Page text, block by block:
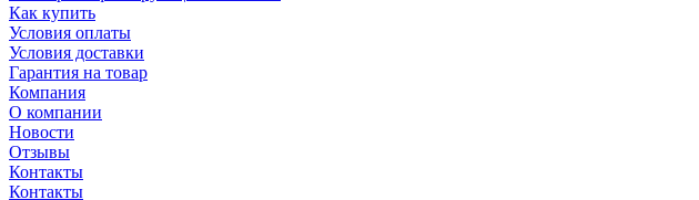
Как купить
Условия оплаты
Условия доставки
Гарантия на товар
Компания
О компании
Новости
Отзывы
Контакты
Контакты